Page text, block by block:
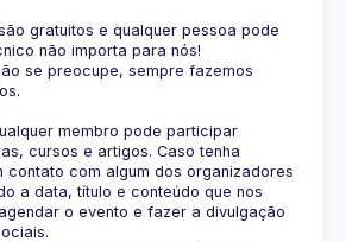
gratuitos e qualquer pessoa pode
não importa para nós!
se preocupe, sempre fazemos
membro pode participar
cursos e artigos. Caso tenha
contato com algum dos organizadores
a data, título e conteúdo que nos
o evento e fazer a divulgação